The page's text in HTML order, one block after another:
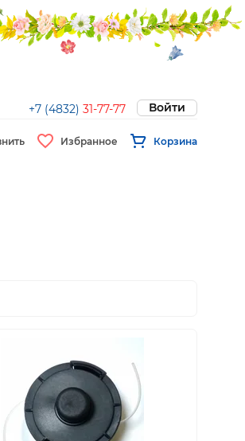
+7 (4832) 31-77-77 Войти
Избранное Корзина